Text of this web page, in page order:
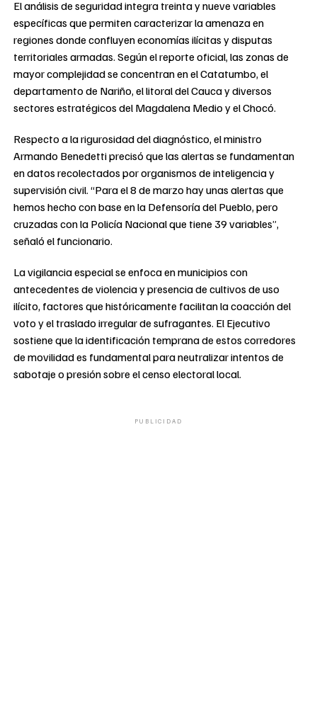
El análisis de seguridad integra treinta y nueve variables
específicas que permiten caracterizar la amenaza en
regiones donde confluyen economías ilícitas y disputas
territoriales armadas. Según el reporte oficial, las zonas de
mayor complejidad se concentran en el Catatumbo, el
departamento de Nariño, el litoral del Cauca y diversos
sectores estratégicos del Magdalena Medio y el Chocó.
Respecto a la rigurosidad del diagnóstico, el ministro
Armando Benedetti precisó que las alertas se fundamentan
en datos recolectados por organismos de inteligencia y
supervisión civil. “Para el 8 de marzo hay unas alertas que
hemos hecho con base en la Defensoría del Pueblo, pero
cruzadas con la Policía Nacional que tiene 39 variables”,
señaló el funcionario.
La vigilancia especial se enfoca en municipios con
antecedentes de violencia y presencia de cultivos de uso
ilícito, factores que históricamente facilitan la coacción del
voto y el traslado irregular de sufragantes. El Ejecutivo
sostiene que la identificación temprana de estos corredores
de movilidad es fundamental para neutralizar intentos de
sabotaje o presión sobre el censo electoral local.
PUBLICIDAD